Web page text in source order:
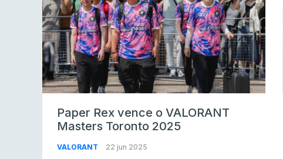
Paper Rex vence o VALORANT
Masters Toronto 2025
VALORANT 22 jun 2025